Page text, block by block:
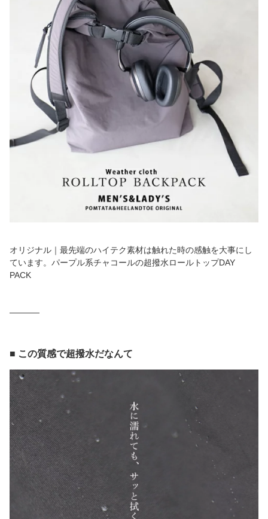
オリジナル｜最先端のハイテク素材は触れた時の感触を大事にし
ています。パープル系チャコールの超撥水ロールトップDAY
PACK
─────
■ この質感で超撥水だなんて